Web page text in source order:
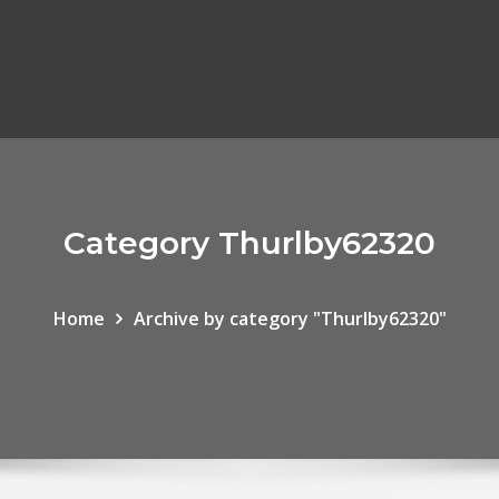
Category Thurlby62320
Home Archive by category "Thurlby62320"